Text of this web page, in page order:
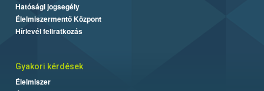
Hatósági jogsegély
Élelmiszermentő Központ
Hírlevél feliratkozás
Gyakori kérdések
Élelmiszer